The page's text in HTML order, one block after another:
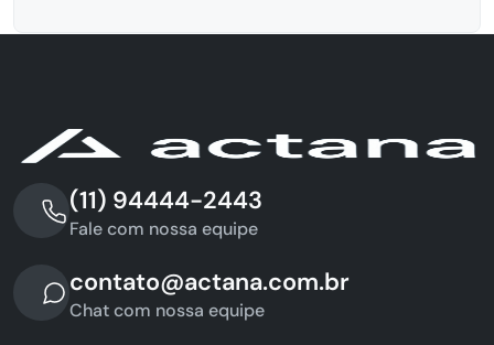
(11) 94444-2443
Fale com nossa equipe
contato@actana.com.br
Chat com nossa equipe